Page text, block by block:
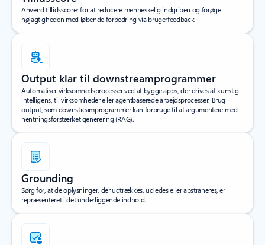
Anvend tillidsscorer for at reducere menneskelig indgriben og forøge
nøjagtigheden med løbende forbedring via brugerfeedback.
Output klar til downstreamprogrammer
Automatiser virksomhedsprocesser ved at bygge apps, der drives af kunstig
intelligens, til virksomheder eller agentbaserede arbejdsprocesser. Brug
output, som downstreamprogrammer kan forbruge til at argumentere med
hentningsforstærket generering (RAG).
Grounding
Sørg for, at de oplysninger, der udtrækkes, udledes eller abstraheres, er
repræsenteret i det underliggende indhold.